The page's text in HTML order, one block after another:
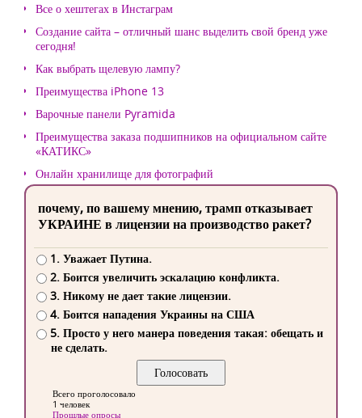
Все о хештегах в Инстаграм
Создание сайта – отличный шанс выделить свой бренд уже
сегодня!
Как выбрать щелевую лампу?
Преимущества iPhone 13
Варочные панели Pyramida
Преимущества заказа подшипников на официальном сайте
«КАТИКС»
Онлайн хранилище для фотографий
почему, по вашему мнению, трамп отказывает
УКРАИНЕ в лицензии на производство ракет?
1. Уважает Путина.
2. Боится увеличить эскалацию конфликта.
3. Никому не дает такие лицензии.
4. Боится нападения Украины на США
5. Просто у него манера поведения такая: обещать и
не сделать.
Всего проголосовало
1 человек
Прошлые опросы